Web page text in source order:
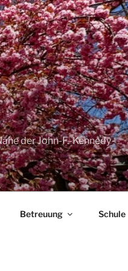
der John-F.-Kennedy-
Betreuung Schule